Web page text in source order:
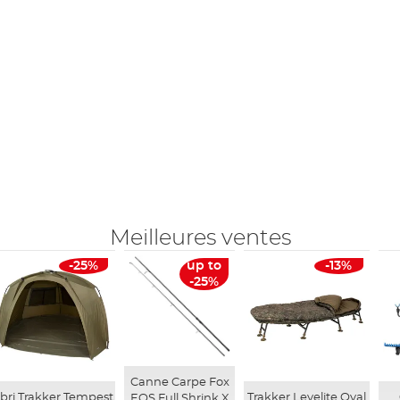
Meilleures ventes
-25%
up to
-25%
Canne Carpe Fox
-13%